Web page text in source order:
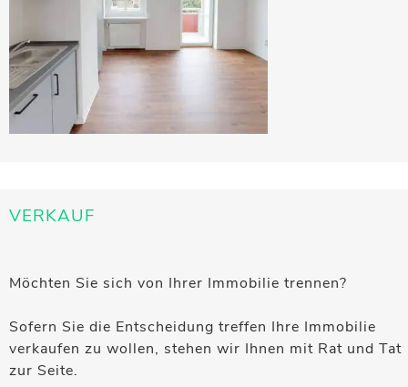
VERKAUF
Möchten Sie sich von Ihrer Immobilie trennen?
Sofern Sie die Entscheidung treffen Ihre Immobilie
verkaufen zu wollen, stehen wir Ihnen mit Rat und Tat
zur Seite.